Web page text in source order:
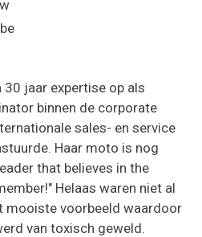
jaar expertise op als
binnen de corporate
sales- en service
Haar moto is nog
that believes in the
Helaas waren niet al
mooiste voorbeeld waardoor
van toxisch geweld.